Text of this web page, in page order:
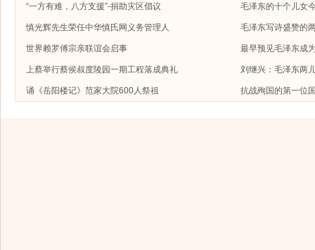
“一方有难，八方支援”-捐助灾区倡议 毛泽东的十个儿女
慎光辉先生荣任中华慎氏网义务管理人 毛泽东写诗盛赞的
世界赖罗傅宗亲联谊会启事 最早预见毛泽东成
上蔡举行蔡侯叔度陵园一期工程落成典礼 刘继兴：毛泽东两
诵《岳阳楼记》范家大院600人祭祖 抗战殉国的第一位